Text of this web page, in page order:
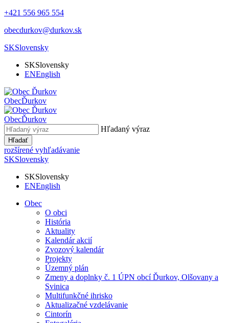
+421 556 965 554
obecdurkov@durkov.sk
SKSlovensky
SKSlovensky
ENEnglish
ObecĎurkov
ObecĎurkov
Hľadaný výraz
Hľadať
rozšírené vyhľadávanie
SKSlovensky
SKSlovensky
ENEnglish
Obec
O obci
História
Aktuality
Kalendár akcií
Zvozový kalendár
Projekty
Územný plán
Zmeny a doplnky č. 1 ÚPN obcí Ďurkov, Olšovany a
Svinica
Multifunkčné ihrisko
Aktualizačné vzdelávanie
Cintorín